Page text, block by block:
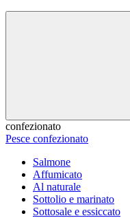
confezionato
Pesce confezionato
Salmone
Affumicato
Al naturale
Sottolio e marinato
Sottosale e essiccato